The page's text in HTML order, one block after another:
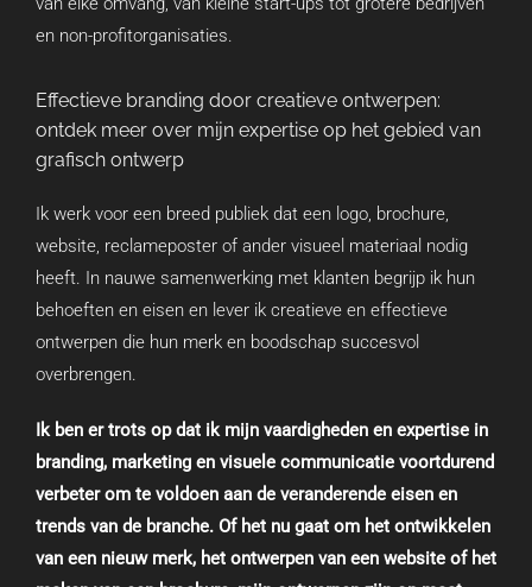
en non-profitorganisaties.
Effectieve branding door creatieve ontwerpen:
ontdek meer over mijn expertise op het gebied van
grafisch ontwerp
Ik werk voor een breed publiek dat een logo, brochure,
website, reclameposter of ander visueel materiaal nodig
heeft. In nauwe samenwerking met klanten begrijp ik hun
behoeften en eisen en lever ik creatieve en effectieve
ontwerpen die hun merk en boodschap succesvol
overbrengen.
Ik ben er trots op dat ik mijn vaardigheden en expertise in
branding, marketing en visuele communicatie voortdurend
verbeter om te voldoen aan de veranderende eisen en
trends van de branche. Of het nu gaat om het ontwikkelen
van een nieuw merk, het ontwerpen van een website of het